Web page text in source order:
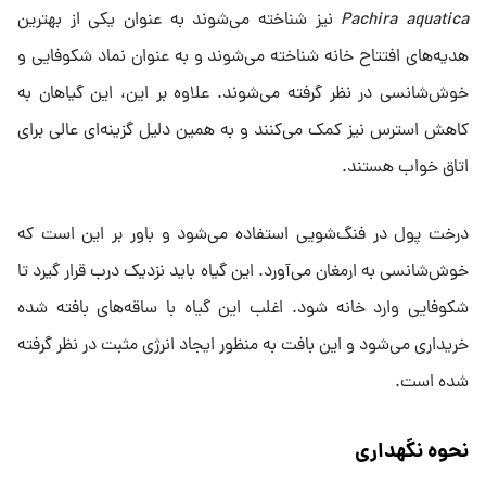
Pachira aquatica نیز شناخته می‌شوند به عنوان یکی از بهترین
هدیه‌های افتتاح خانه شناخته می‌شوند و به عنوان نماد شکوفایی و
خوش‌شانسی در نظر گرفته می‌شوند. علاوه بر این، این گیاهان به
کاهش استرس نیز کمک می‌کنند و به همین دلیل گزینه‌ای عالی برای
اتاق خواب هستند.
درخت پول در فنگ‌شویی استفاده می‌شود و باور بر این است که
خوش‌شانسی به ارمغان می‌آورد. این گیاه باید نزدیک درب قرار گیرد تا
شکوفایی وارد خانه شود. اغلب این گیاه با ساقه‌های بافته شده
خریداری می‌شود و این بافت به منظور ایجاد انرژی مثبت در نظر گرفته
شده است.
نحوه نگهداری